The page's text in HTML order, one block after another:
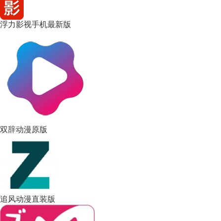
浮力影视手机最新版
双辞动漫原版
追风动漫直装版